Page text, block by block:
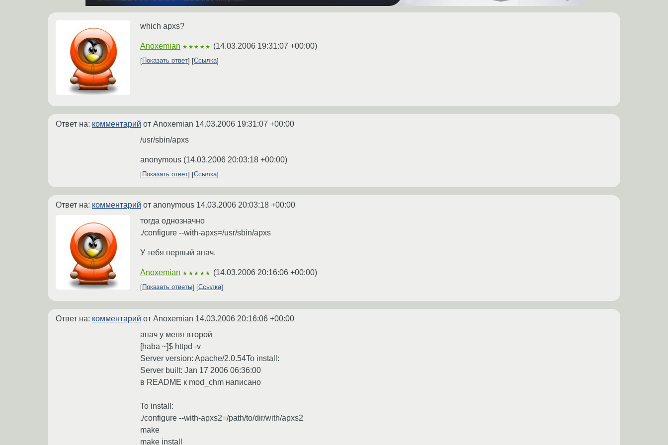
which apxs?
Anoxemian ★★★★★ (14.03.2006 19:31:07 +00:00)
Показать ответ Ссылка
Ответ на: комментарий от Anoxemian 14.03.2006 19:31:07 +00:00
/usr/sbin/apxs
anonymous (14.03.2006 20:03:18 +00:00)
Показать ответ Ссылка
Ответ на: комментарий от anonymous 14.03.2006 20:03:18 +00:00
тогда однозначно
./configure --with-apxs=/usr/sbin/apxs
У тебя первый апач.
Anoxemian ★★★★★ (14.03.2006 20:16:06 +00:00)
Показать ответы Ссылка
Ответ на: комментарий от Anoxemian 14.03.2006 20:16:06 +00:00
апач у меня второй
[haba ~]$ httpd -v
Server version: Apache/2.0.54To install:
Server built: Jan 17 2006 06:36:00
в README к mod_chm написано
To install:
./configure --with-apxs2=/path/to/dir/with/apxs2
make
make install